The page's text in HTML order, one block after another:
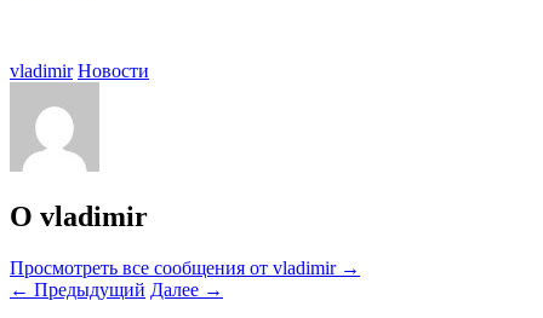
vladimir Новости
О vladimir
Просмотреть все сообщения от vladimir →
← Предыдущий Далее →